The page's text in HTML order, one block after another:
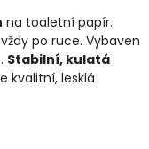
na toaletní papír.
po ruce. Vybaven
Stabilní, kulatá
kvalitní, lesklá